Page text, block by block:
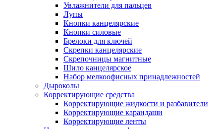
Увлажнители для пальцев
Лупы
Кнопки канцелярские
Кнопки силовые
Брелоки для ключей
Скрепки канцелярские
Скрепочницы магнитные
Шило канцелярское
Набор мелкоофисных принадлежностей
Дыроколы
Корректирующие средства
Корректирующие жидкости и разбавители
Корректирующие карандаши
Корректирующие ленты